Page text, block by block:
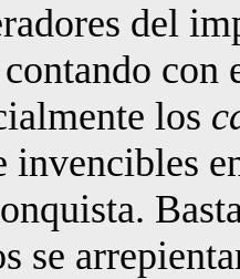
del
los
invencibles
se